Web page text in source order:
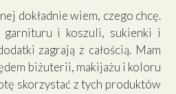
dokładnie wiem, czego chcę.
i koszuli, sukienki i
zagrają z całością. Mam
biżuterii, makijażu i koloru
skorzystać z tych produktów